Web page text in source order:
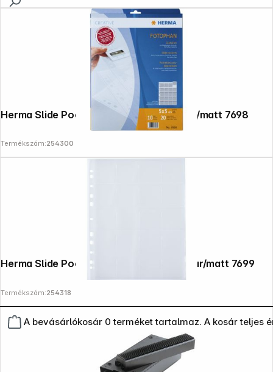
A bevásárlókosár 0 terméket tartalmaz. A kosár teljes
Herma Slide Pockets 5x5 10 sheets clear/matt 7698
Termékszám:254300
Herma Slide Pockets 5x5 100 sheets clear/matt 7699
Termékszám:254318